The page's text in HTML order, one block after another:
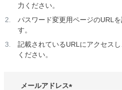
力ください。
パスワード変更用ページのURL
す。
記載されているURLにアクセス
ください。
メールアドレス